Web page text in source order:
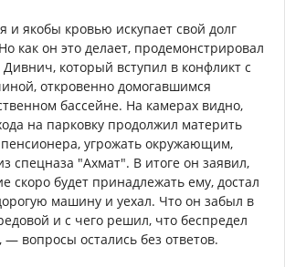
и якобы кровью искупает свой долг
как он это делает, продемонстрировал
Дивнич, который вступил в конфликт с
откровенно домогавшимся
бассейне. На камерах видно,
на парковку продолжил материть
угрожать окружающим,
спецназа "Ахмат". В итоге он заявил,
скоро будет принадлежать ему, достал
машину и уехал. Что он забыл в
и с чего решил, что беспредел
— вопросы остались без ответов.